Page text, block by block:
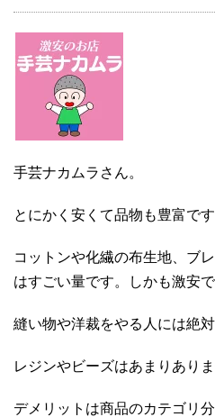
手芸ナカムラさん。
とにかく安くて品物も豊富です
コットンや化繊の布生地、ブ
はすごい量です。しかも激安で
縫い物や洋裁をやる人には絶対
レジンやビーズはあまりありま
デメリットは商品のカテゴリ